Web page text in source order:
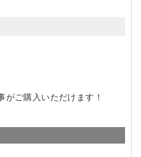
がご購入いただけます！